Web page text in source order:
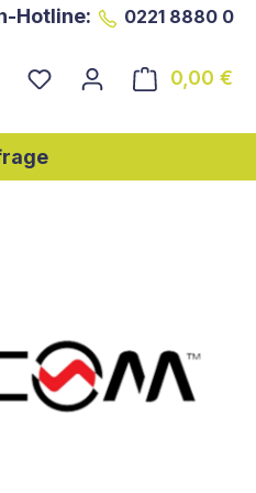
Hotline: 0221 8880 0
0,00 €